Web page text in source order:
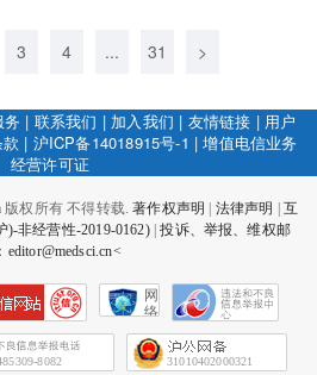
3 4 ... 31 >
| 联系我们 | 加入我们 | 友情链接 | 用户
| 沪ICP备14018915号-1 |增值电信业务
经营许可证
版权所有 不得转载.著作权声明 法律声明
互
非经营性-2019-0162)|投诉、举报、维权邮
editor@medsci.cn<
网
络
会
征
8082 31010402000321